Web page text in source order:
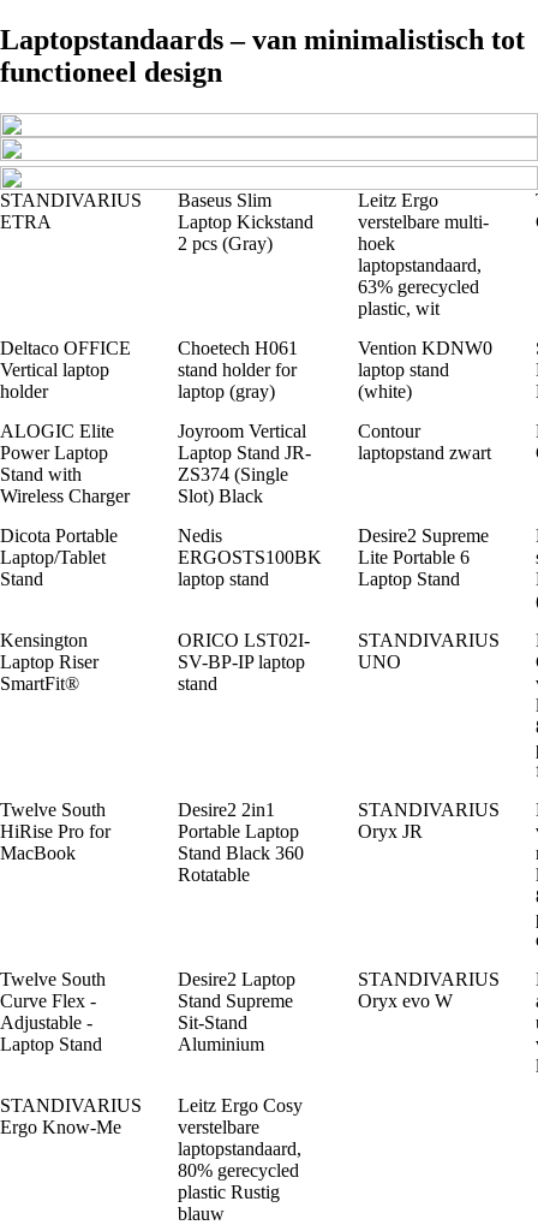
Laptopstandaards – van minimalistisch tot
functioneel design
STANDIVARIUS
ETRA
Baseus Slim
Laptop Kickstand
2 pcs (Gray)
Leitz Ergo
verstelbare multi-
hoek
laptopstandaard,
63% gerecycled
plastic, wit
Deltaco OFFICE
Vertical laptop
holder
Choetech H061
stand holder for
laptop (gray)
Vention KDNW0
laptop stand
(white)
ALOGIC Elite
Power Laptop
Stand with
Wireless Charger
Joyroom Vertical
Laptop Stand JR-
ZS374 (Single
Slot) Black
Contour
laptopstand zwart
Dicota Portable
Laptop/Tablet
Stand
Nedis
ERGOSTS100BK
laptop stand
Desire2 Supreme
Lite Portable 6
Laptop Stand
Kensington
Laptop Riser
SmartFit®
ORICO LST02I-
SV-BP-IP laptop
stand
STANDIVARIUS
UNO
Twelve South
HiRise Pro for
MacBook
Desire2 2in1
Portable Laptop
Stand Black 360
Rotatable
STANDIVARIUS
Oryx JR
Twelve South
Curve Flex -
Adjustable -
Laptop Stand
Desire2 Laptop
Stand Supreme
Sit-Stand
Aluminium
STANDIVARIUS
Oryx evo W
STANDIVARIUS
Ergo Know-Me
Leitz Ergo Cosy
verstelbare
laptopstandaard,
80% gerecycled
plastic Rustig
blauw